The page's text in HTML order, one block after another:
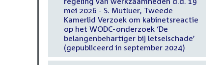
mei 2026 - S. Mutluer, Tweede
Kamerlid Verzoek om kabinetsreactie
op het WODC-onderzoek ‘De
belangenbehartiger bij letselschade’
(gepubliceerd in september 2024)